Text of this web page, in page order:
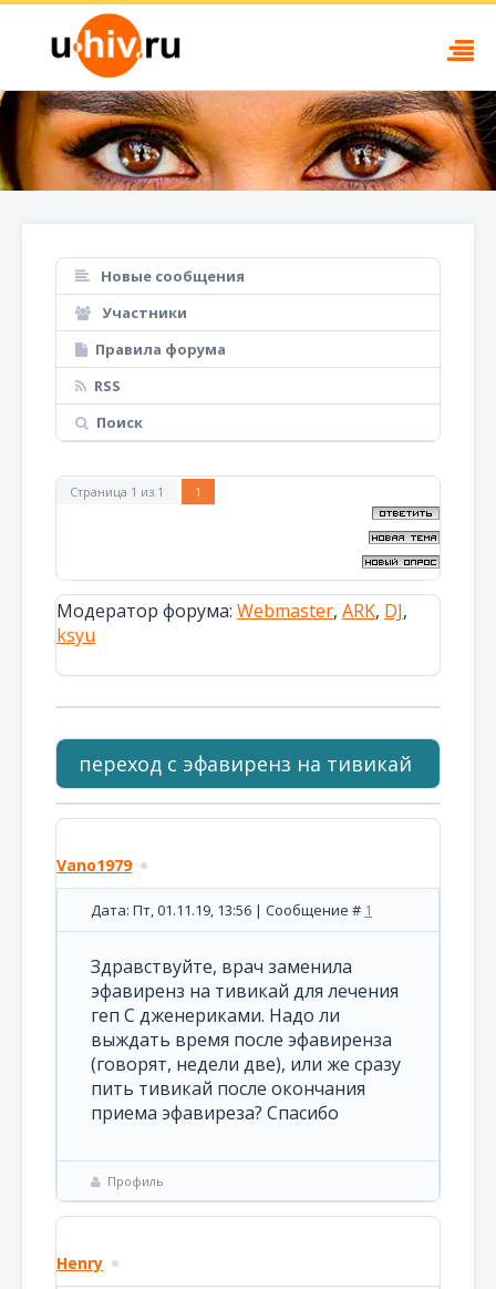
Новые сообщения
Участники
Правила форума
RSS
Поиск
Страница 1 из 1 1
Модератор форума: Webmaster, ARK, DJ,
ksyu
переход с эфавиренз на тивикай
Vano1979
Дата: Пт, 01.11.19, 13:56 | Сообщение # 1
Здравствуйте, врач заменила
эфавиренз на тивикай для лечения
геп С дженериками. Надо ли
выждать время после эфавиренза
(говорят, недели две), или же сразу
пить тивикай после окончания
приема эфавиреза? Спасибо
Профиль
Henry